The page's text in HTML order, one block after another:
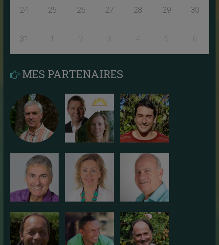
24 25 26 27 28 29 30
31 1 2 3 4 5 6
MES PARTENAIRES